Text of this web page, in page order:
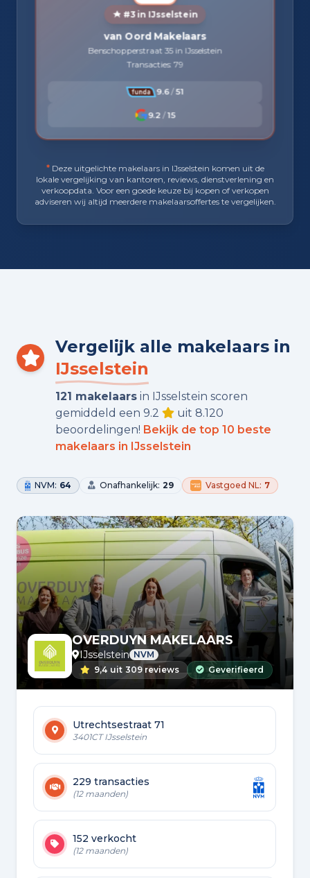
#3 in IJsselstein
van Oord Makelaars
Benschopperstraat 35 in IJsselstein
Transacties: 79
9.6 / 51
9.2 /15
*Deze uitgelichte makelaars in IJsselstein komen uit de
lokale vergelijking van kantoren, reviews, dienstverlening en
verkoopdata. Voor een goede keuze bij kopen of verkopen
adviseren wij altijd meerdere makelaarsoffertes te vergelijken.
Vergelijk alle makelaars in
IJsselstein
121 makelaars in IJsselstein scoren
gemiddeld een 9.2
uit 8.120
beoordelingen! Bekijk de top 10 beste
makelaars in IJsselstein
NVM: 64 Onafhankelijk: 29 Vastgoed NL: 7
OVERDUYN MAKELAARS
IJsselstein NVM
9,4 uit 309 reviews Geverifieerd
Utrechtsestraat 71
3401CT IJsselstein
229 transacties
(12 maanden)
152 verkocht
(12 maanden)